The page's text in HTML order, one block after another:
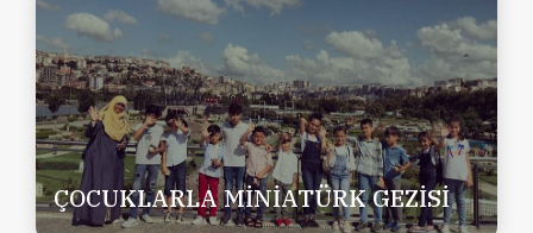
ÇOCUKLARLA MİNİATÜRK GEZİSİ